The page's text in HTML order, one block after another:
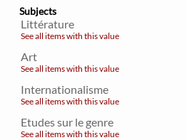
Subjects
Littérature
See all items with this value
Art
See all items with this value
Internationalisme
See all items with this value
Etudes sur le genre
See all items with this value